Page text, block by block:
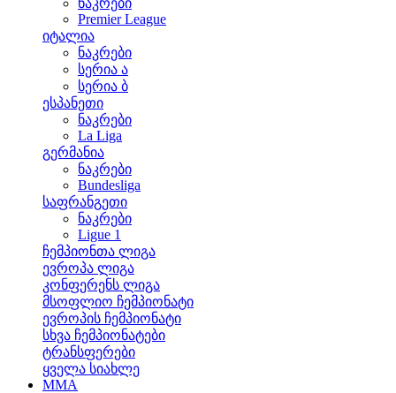
ნაკრები
Premier League
იტალია
ნაკრები
სერია ა
სერია ბ
ესპანეთი
ნაკრები
La Liga
გერმანია
ნაკრები
Bundesliga
საფრანგეთი
ნაკრები
Ligue 1
ჩემპიონთა ლიგა
ევროპა ლიგა
კონფერენს ლიგა
მსოფლიო ჩემპიონატი
ევროპის ჩემპიონატი
სხვა ჩემპიონატები
ტრანსფერები
ყველა სიახლე
MMA